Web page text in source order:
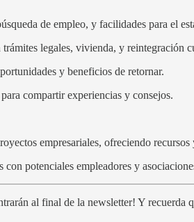
de empleo, y facilidades para el
legales, vivienda, y reintegración
y beneficios de retornar.
compartir experiencias y consejos.
empresariales, ofreciendo
potenciales empleadores y
al final de la newsletter! Y recuerda